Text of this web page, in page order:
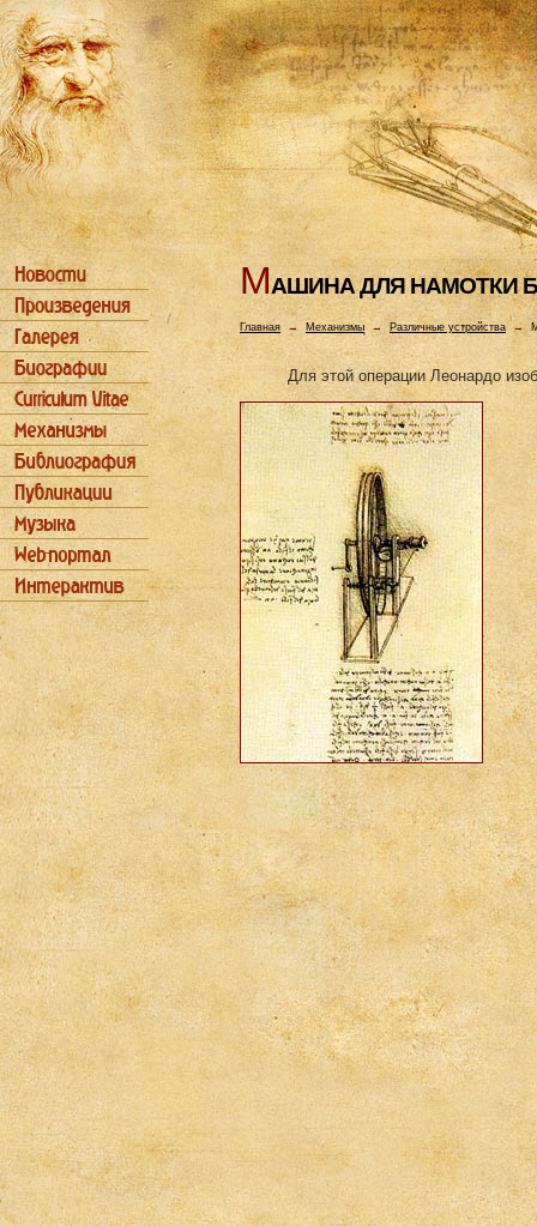
МАШИHА ДЛЯ HАМОТКИ
Главная→ Механизмы →Различные устройства →
Для этой операции Леонардо